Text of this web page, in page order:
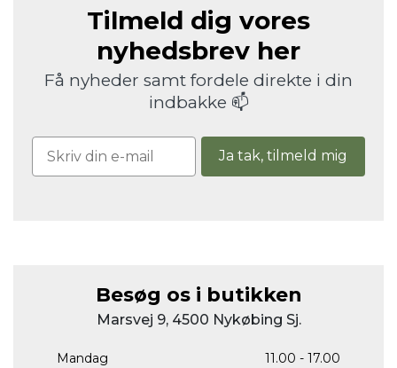
Tilmeld dig vores
nyhedsbrev her
Få nyheder samt fordele direkte i din
indbakke 📫
Ja tak, tilmeld mig
Besøg os i butikken
Marsvej 9, 4500 Nykøbing Sj.
Mandag
11.00 - 17.00